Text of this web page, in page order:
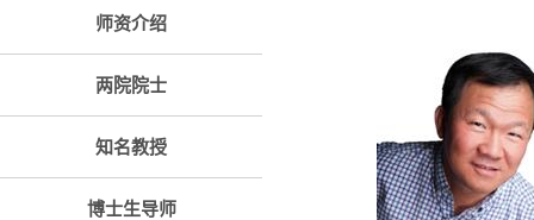
师资介绍
两院院士
知名教授
博士生导师